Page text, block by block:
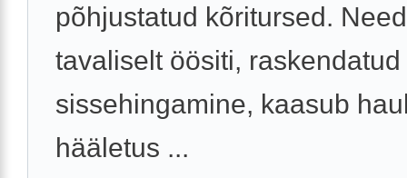
põhjustatud kõritursed.
tavaliselt öösiti, raskendatud
sissehingamine, kaasub
hääletus ...